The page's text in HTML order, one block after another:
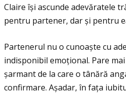
Claire își ascunde adevăratele
pentru partener, dar și pentru
Partenerul nu o cunoaște cu
indisponibil emoţional. Pare
șarmant de la care o tânără
confirmare. Așadar, în faţa